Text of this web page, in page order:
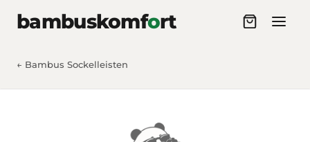
bambuskomfort
← Bambus Sockelleisten